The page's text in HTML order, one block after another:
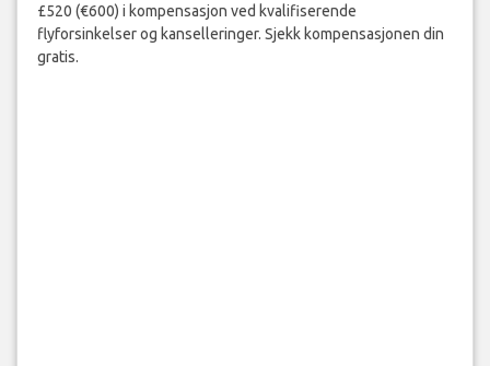
£520 (€600) i kompensasjon ved kvalifiserende
flyforsinkelser og kanselleringer. Sjekk kompensasjonen din
gratis.